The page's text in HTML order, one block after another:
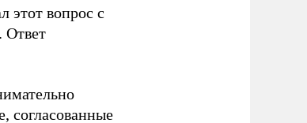
этот вопрос с
Ответ
согласованные